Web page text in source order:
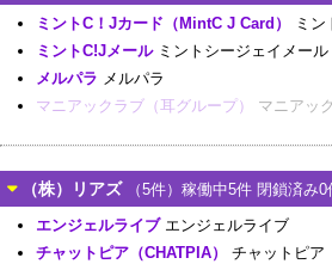
ミントC！Jカード（MintC J Card）
ミン
ミントC!Jメールミントシージェイメール
メルパラ メルパラ
マニアックラブ（耳グループ）
マニアッ
（株）リアズ （5件）稼働中5件 閉鎖済み0
エンジェルライブエンジェルライブ
チャットピア（CHATPIA）
チャットピア